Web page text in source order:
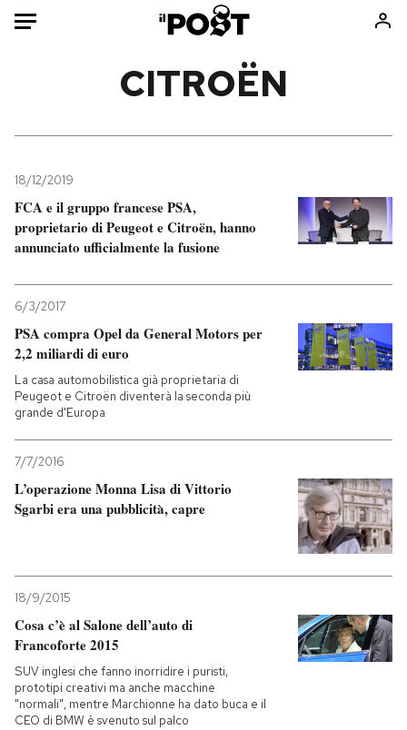
Mondo
Politica
Tecnologia
Internet
Scienza
Cultura
Economia
Sport
Consumismi
Storie/Idee
Media
Altrecose
Mondiali calcio 2026
PODCAST
NEWSLETTER
SHOP
CALENDARIO
CITROËN
18/12/2019
FCA e il gruppo francese PSA,
proprietario di Peugeot e Citroën, hanno
annunciato ufficialmente la fusione
6/3/2017
PSA compra Opel da General Motors per
2,2 miliardi di euro
La casa automobilistica già proprietaria di
Peugeot e Citroën diventerà la seconda più
grande d'Europa
7/7/2016
L’operazione Monna Lisa di Vittorio
Sgarbi era una pubblicità, capre
18/9/2015
Cosa c’è al Salone dell’auto di
Francoforte 2015
SUV inglesi che fanno inorridire i puristi,
prototipi creativi ma anche macchine
"normali", mentre Marchionne ha dato buca e il
CEO di BMW è svenuto sul palco